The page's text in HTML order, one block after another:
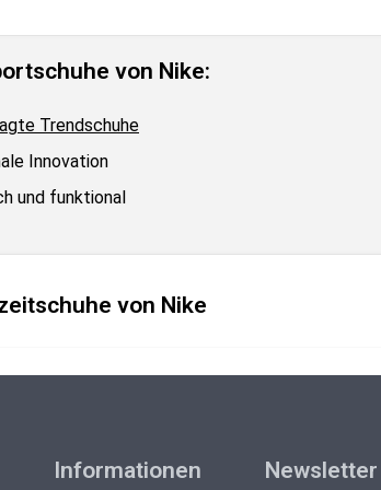
von Nike:
Trendschuhe
Innovation
und funktional
von Nike
Informationen Newsletter